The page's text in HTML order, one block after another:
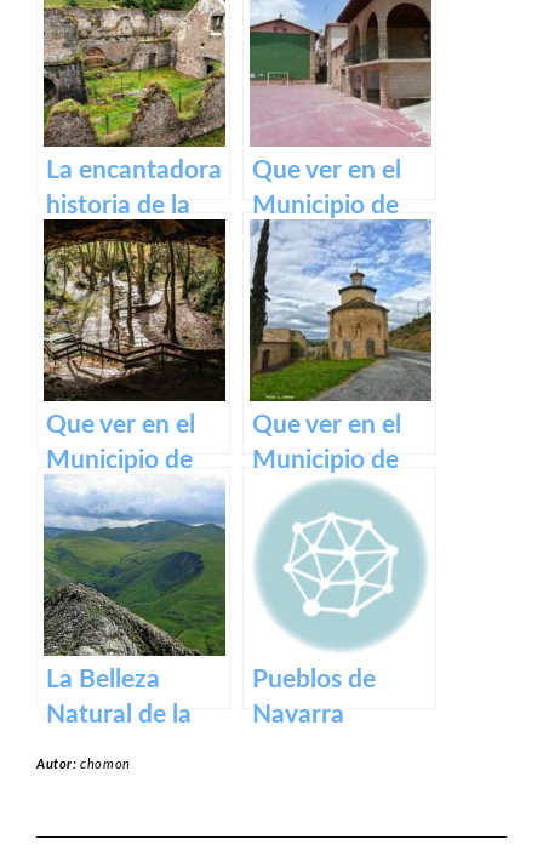
un tesoro
medieval en los
Pirineos
La encantadora
historia de la
antigua fábrica
de Orbaizeta
Que ver en el
Municipio de
Armañanzas en
Navarra
Que ver en el
Municipio de
Zugarramurdi
en Navarra
Que ver en el
Municipio de
Garínoain en
Navarra
La Belleza
Natural de la
Pueblos de
Navarra
Autor:chomon